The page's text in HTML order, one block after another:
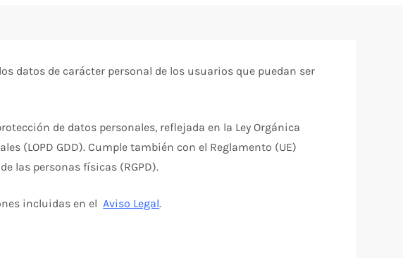
datos de carácter personal de los usuarios que puedan ser
de datos personales, reflejada en la Ley Orgánica
(LOPD GDD). Cumple también con el Reglamento (UE)
las personas físicas (RGPD).
incluidas en elAviso Legal.